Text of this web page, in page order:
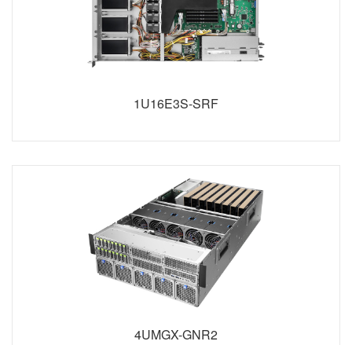
1U16E3S-SRF
4UMGX-GNR2